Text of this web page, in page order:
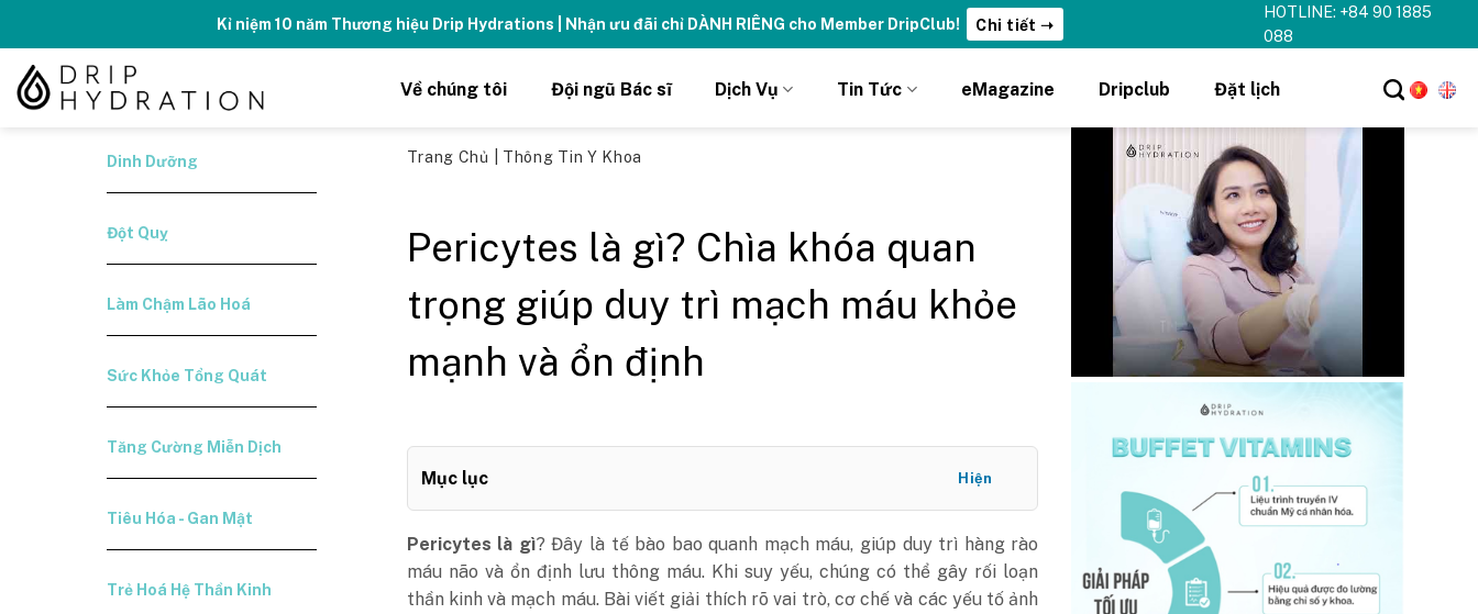
content
Kỉ niệm 10 năm Thương hiệu Drip Hydrations | Nhận ưu đãi chỉ DÀNH RIÊNG cho Member DripClub! Chi tiết ➝
HOTLINE: +84 90 1885
088
Về chúng tôi Đội ngũ Bác sĩ Dịch Vụ Tin Tức eMagazine Dripclub Đặt lịch
Dinh Dưỡng
Đột Quỵ
Làm Chậm Lão Hoá
Sức Khỏe Tổng Quát
Tăng Cường Miễn Dịch
Tiêu Hóa - Gan Mật
Trẻ Hoá Hệ Thần Kinh
Trang Chủ Thông Tin Y Khoa
Pericytes là gì? Chìa khóa quan
trọng giúp duy trì mạch máu khỏe
mạnh và ổn định
Mục lục Hiện
Pericytes là gì? Đây là tế bào bao quanh mạch máu, giúp duy trì hàng rào
máu não và ổn định lưu thông máu. Khi suy yếu, chúng có thể gây rối loạn
thần kinh và mạch máu. Bài viết giải thích rõ vai trò, cơ chế và các yếu tố ảnh